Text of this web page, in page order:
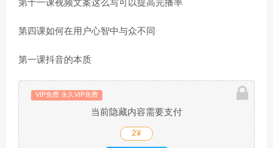
第十一课视频文案这么写可以提高完播率
第四课如何在用户心智中与众不同
第一课抖音的本质
VIP免费 永久VIP免费
当前隐藏内容需要支付
2¥